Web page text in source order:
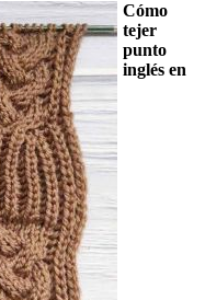
Cómo
tejer
punto
inglés en